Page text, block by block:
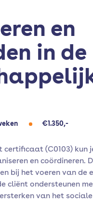
en
in de
€1.350,-
(C0103) kun
en coördineren.
bij het voeren van de
cliënt ondersteunen
van het